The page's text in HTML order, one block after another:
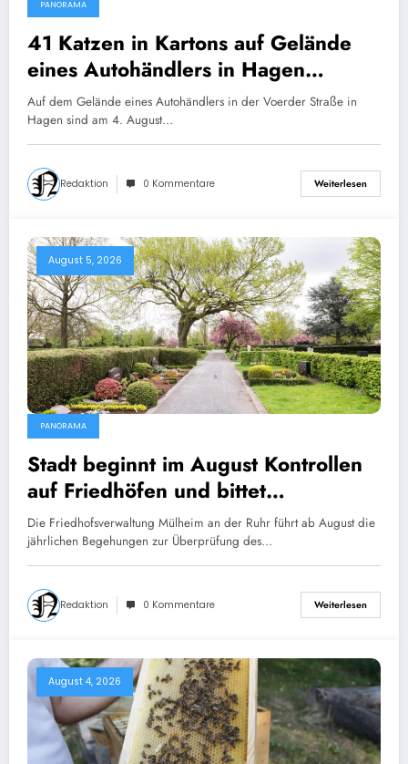
PANORAMA
41 Katzen in Kartons auf Gelände
eines Autohändlers in Hagen
zurückgelassen
Auf dem Gelände eines Autohändlers in der Voerder Straße in
Hagen sind am 4. August…
Redaktion 0 Kommentare Weiterlesen
August 5, 2026
PANORAMA
Stadt beginnt im August Kontrollen
auf Friedhöfen und bittet
Grabverantwortliche um
Pflegeeinsatz
Die Friedhofsverwaltung Mülheim an der Ruhr führt ab August die
jährlichen Begehungen zur Überprüfung des…
Redaktion 0 Kommentare Weiterlesen
August 4, 2026